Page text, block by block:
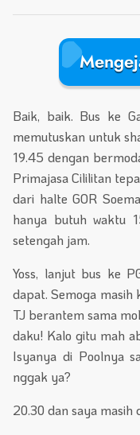
Baik, baik. Bus ke
memutuskan untuk
19.45 dengan
Primajasa Cililitan
dari halte GOR
hanya butuh waktu
setengah jam.
Yoss, lanjut bus ke
dapat. Semoga
TJ berantem sama
daku! Kalo gitu mah
Isyanya di Poolnya
nggak ya?
20.30 dan saya masih